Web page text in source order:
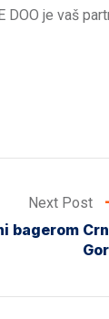
DOO je vaš
Next Post
bagerom